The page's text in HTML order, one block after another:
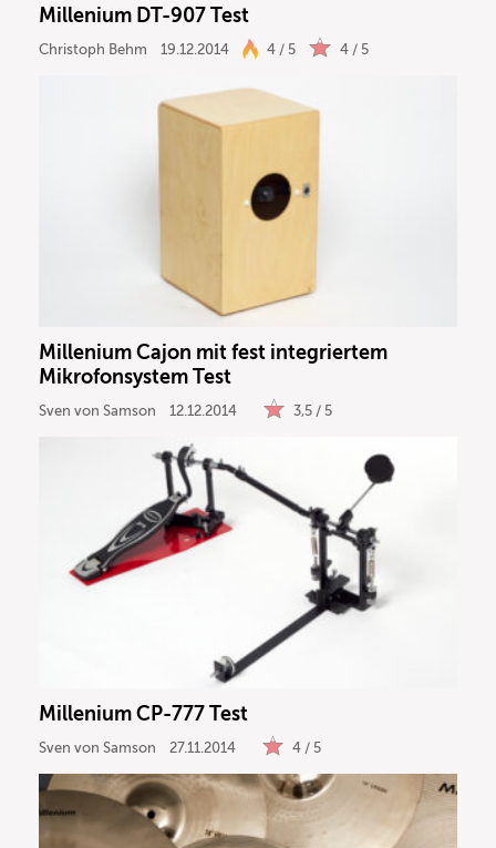
Millenium DT-907 Test
Christoph Behm 19.12.2014 4 / 5 4 / 5
Millenium Cajon mit fest integriertem
Mikrofonsystem Test
Sven von Samson 12.12.2014 3,5 / 5
Millenium CP-777 Test
Sven von Samson 27.11.2014 4 / 5